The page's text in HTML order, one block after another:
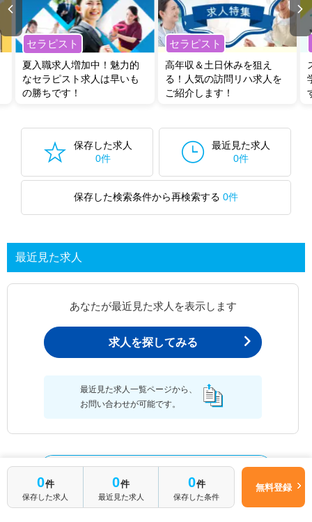
セラピスト
夏入職求人増加中！魅力的
なセラピスト求人は早いも
の勝ちです！
セラピスト
高年収＆土日休みを狙え
る！人気の訪問リハ求人を
ご紹介します！
保存した求人
0件
最近見た求人
0件
保存した検索条件から再検索する 0件
最近見た求人
あなたが最近見た求人を表示します
求人を探してみる
最近見た求人一覧ページから、
お問い合わせが可能です。
最近見た求人一覧
0件
保存した求人
0件
最近見た求人
0件
保存した条件
無料登録